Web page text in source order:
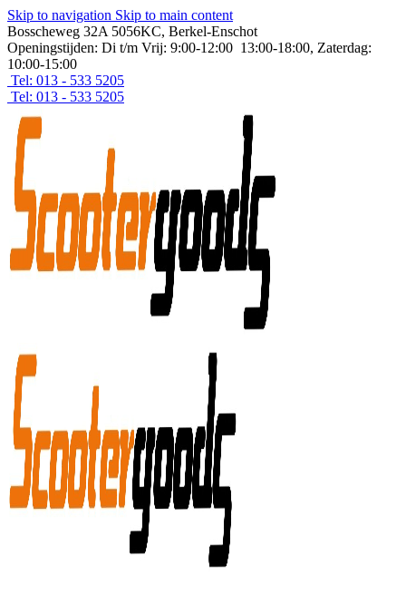
Skip to navigation Skip to main content
Bosscheweg 32A 5056KC, Berkel-Enschot
Openingstijden: Di t/m Vrij: 9:00-12:00 13:00-18:00, Zaterdag:
10:00-15:00
Tel: 013 - 533 5205
Tel: 013 - 533 5205